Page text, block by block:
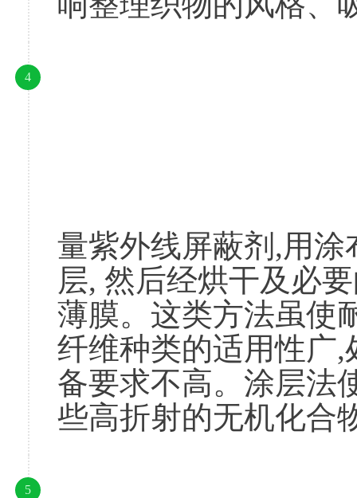
4
量紫外线屏蔽剂,用
层, 然后经烘干及必
薄膜。这类方法虽使
纤维种类的适用性广
备要求不高。涂层法
些高折射的无机化合
5